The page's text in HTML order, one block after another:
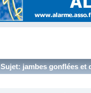
Sujet: jambes gonflées et